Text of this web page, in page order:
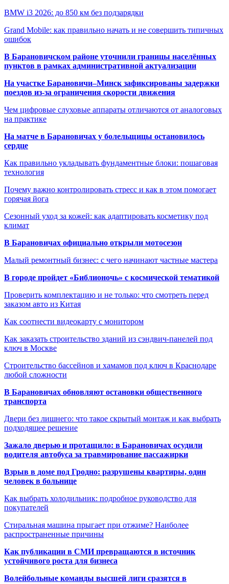
BMW i3 2026: до 850 км без подзарядки
Grand Mobile: как правильно начать и не совершить типичных
ошибок
В Барановичском районе уточнили границы населённых
пунктов в рамках административной актуализации
На участке Барановичи–Минск зафиксированы задержки
поездов из-за ограничения скорости движения
Чем цифровые слуховые аппараты отличаются от аналоговых
на практике
На матче в Барановичах у болельщицы остановилось
сердце
Как правильно укладывать фундаментные блоки: пошаговая
технология
Почему важно контролировать стресс и как в этом помогает
горячая йога
Сезонный уход за кожей: как адаптировать косметику под
климат
В Барановичах официально открыли мотосезон
Малый ремонтный бизнес: с чего начинают частные мастера
В городе пройдет «Библионочь» с космической тематикой
Проверить комплектацию и не только: что смотреть перед
заказом авто из Китая
Как соотнести видеокарту с монитором
Как заказать строительство зданий из сэндвич-панелей под
ключ в Москве
Строительство бассейнов и хамамов под ключ в Краснодаре
любой сложности
В Барановичах обновляют остановки общественного
транспорта
Двери без лишнего: что такое скрытый монтаж и как выбрать
подходящее решение
Зажало дверью и протащило: в Барановичах осудили
водителя автобуса за травмирование пассажирки
Взрыв в доме под Гродно: разрушены квартиры, один
человек в больнице
Как выбрать холодильник: подробное руководство для
покупателей
Стиральная машина прыгает при отжиме? Наиболее
распространенные причины
Как публикации в СМИ превращаются в источник
устойчивого роста для бизнеса
Волейбольные команды высшей лиги сразятся в